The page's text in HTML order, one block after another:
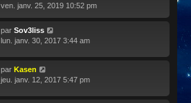
ven. janv. 25, 2019 10:52 pm
par Sov3liss
lun. janv. 30, 2017 3:44 am
par Kasen
jeu. janv. 12, 2017 5:47 pm